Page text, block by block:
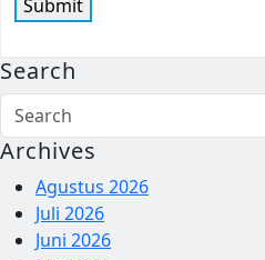
Search
Archives
Agustus 2026
Juli 2026
Juni 2026